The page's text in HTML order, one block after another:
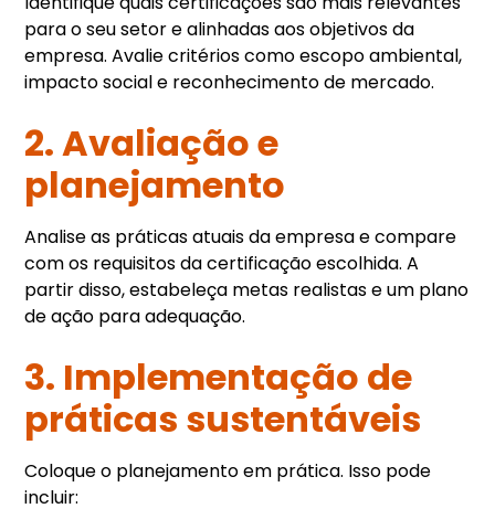
para o seu setor e alinhadas aos objetivos da
empresa. Avalie critérios como escopo ambiental,
impacto social e reconhecimento de mercado.
2. Avaliação e
planejamento
Analise as práticas atuais da empresa e compare
com os requisitos da certificação escolhida. A
partir disso, estabeleça metas realistas e um plano
de ação para adequação.
3. Implementação de
práticas sustentáveis
Coloque o planejamento em prática. Isso pode
incluir: